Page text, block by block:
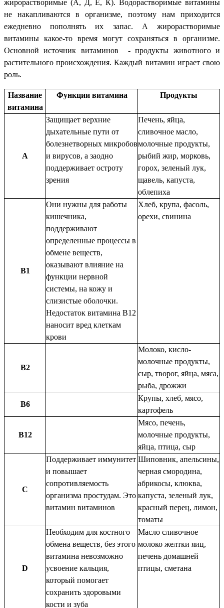
жирорастворимые (А, Д, Е, К). Водорастворимые витамины
не накапливаются в организме, поэтому нам приходится
ежедневно пополнять их запас. А жирорастворимые
витамины какое-то время могут сохраняться в организме.
Основной источник витаминов - продукты животного и
растительного происхождения. Каждый витамин играет свою
роль.
Название
витамина
Функции витамина Продукты
А
Защищает верхние
дыхательные пути от
болезнетворных микробов
и вирусов, а заодно
поддерживает остроту
зрения
Печень, яйца,
сливочное масло,
молочные продукты,
рыбий жир, морковь,
горох, зеленый лук,
щавель, капуста,
облепиха
В1
Они нужны для работы
кишечника,
поддерживают
определенные процессы в
обмене веществ,
оказывают влияние на
функции нервной
системы, на кожу и
слизистые оболочки.
Недостаток витамина В12
наносит вред клеткам
крови
Хлеб, крупа, фасоль,
орехи, свинина
В2
Молоко, кисло-
молочные продукты,
сыр, творог, яйца, мяса,
рыба, дрожжи
В6
Крупы, хлеб, мясо,
картофель
В12
Мясо, печень,
молочные продукты,
яйца, птица, сыр
C
Поддерживает иммунитет
и повышает
сопротивляемость
организма простудам. Это
витамин витаминов
Шиповник, апельсины,
черная смородина,
абрикосы, клюква,
капуста, зеленый лук,
красный перец, лимон,
томаты
D
Необходим для костного
обмена веществ, без этого
витамина невозможно
усвоение кальция,
который помогает
сохранить здоровыми
кости и зуба
Масло сливочное
молоко желтки яиц,
печень домашней
птицы, сметана